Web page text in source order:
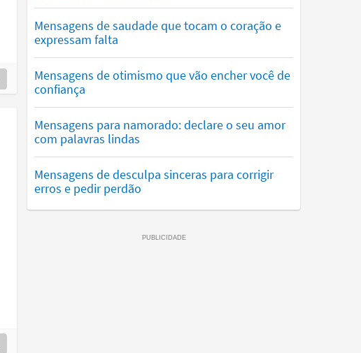
Mensagens de saudade que tocam o coração e
expressam falta
Mensagens de otimismo que vão encher você de
confiança
Mensagens para namorado: declare o seu amor
com palavras lindas
Mensagens de desculpa sinceras para corrigir
erros e pedir perdão